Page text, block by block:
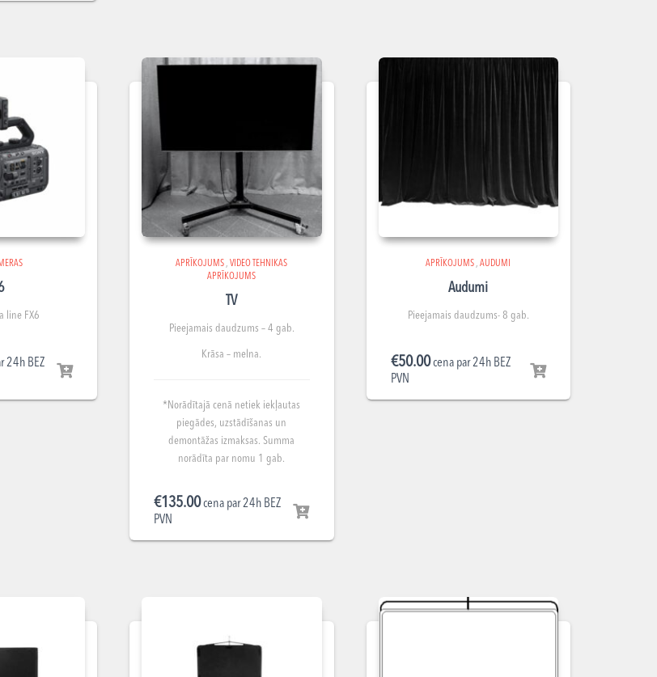
line FX6
24h BEZ
APRĪKOJUMS ,VIDEO TEHNIKAS
APRĪKOJUMS
TV
Pieejamais daudzums – 4 gab.
Krāsa – melna.
*Norādītajā cenā netiek iekļautas
piegādes, uzstādīšanas un
demontāžas izmaksas. Summa
norādīta par nomu 1 gab.
€135.00cena par 24h BEZ
PVN
APRĪKOJUMS ,AUDUMI
Audumi
Pieejamais daudzums- 8 gab.
€50.00cena par 24h BEZ
PVN